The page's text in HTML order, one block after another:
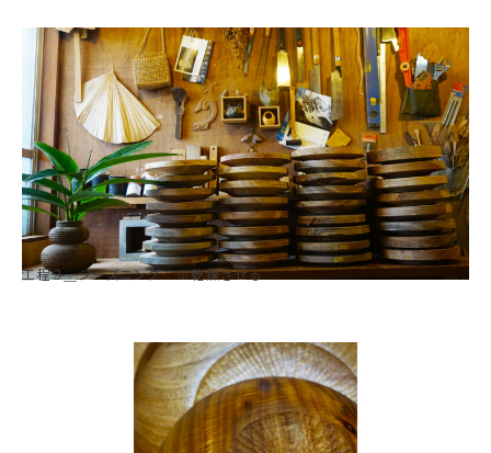
工程３＿シーズニング ※乾燥させる